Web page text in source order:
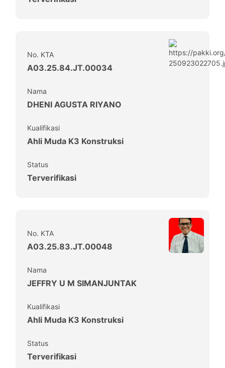
No. KTA
A03.25.84.JT.00034
Nama
DHENI AGUSTA RIYANO
Kualifikasi
Ahli Muda K3 Konstruksi
Status
Terverifikasi
No. KTA
A03.25.83.JT.00048
Nama
JEFFRY U M SIMANJUNTAK
Kualifikasi
Ahli Muda K3 Konstruksi
Status
Terverifikasi